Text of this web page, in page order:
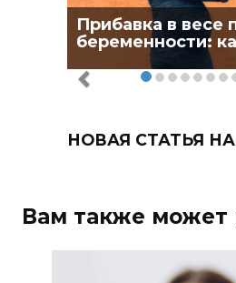
Прибавка в весе
беременности:
НОВАЯ СТАТЬЯ
Вам также может